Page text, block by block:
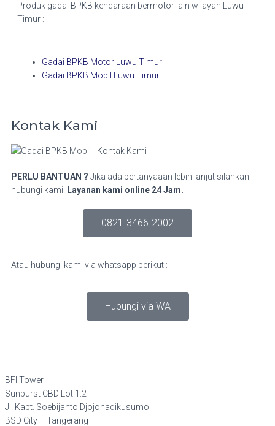
Produk gadai BPKB kendaraan bermotor lain wilayah Luwu
Timur :
Gadai BPKB Motor Luwu Timur
Gadai BPKB Mobil Luwu Timur
Kontak Kami
PERLU BANTUAN ? Jika ada pertanyaaan lebih lanjut silahkan
hubungi kami.
Layanan kami online 24 Jam.
0821-3466-2002
Atau hubungi kami via whatsapp berikut :
Hubungi via WA
BFI Tower
Sunburst CBD Lot.1.2
Jl. Kapt. Soebijanto Djojohadikusumo
BSD City – Tangerang